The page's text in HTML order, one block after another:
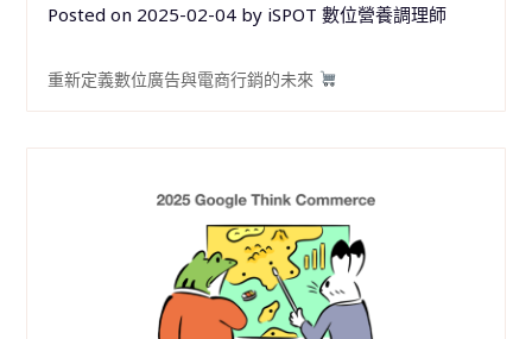
Posted on 2025-02-04by iSPOT 數位營養調理師
重新定義數位廣告與電商行銷的未來